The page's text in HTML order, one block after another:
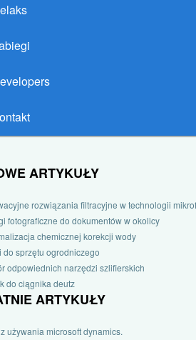
ARTYKUŁY
rozwiązania filtracyjne w technologii
fotograficzne do dokumentów w okolicy
chemicznej korekcji wody
do sprzętu ogrodniczego
odpowiednich narzędzi szlifierskich
do ciągnika deutz
ARTYKUŁY
używania microsoft dynamics.